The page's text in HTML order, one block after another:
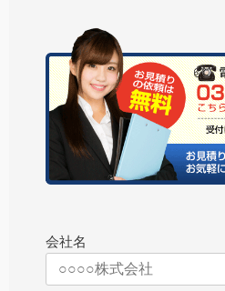
会社名